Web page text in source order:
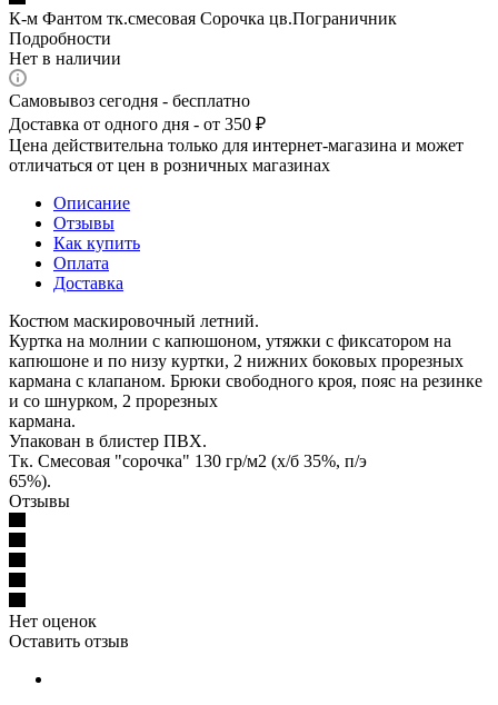
К-м Фантом тк.смесовая Сорочка цв.Пограничник
Подробности
Нет в наличии
Самовывоз сегодня - бесплатно
Доставка от одного дня - от 350 ₽
Цена действительна только для интернет-магазина и может
отличаться от цен в розничных магазинах
Описание
Отзывы
Как купить
Оплата
Доставка
Костюм маскировочный летний.
Куртка на молнии с капюшоном, утяжки с фиксатором на
капюшоне и по низу куртки, 2 нижних боковых прорезных
кармана с клапаном. Брюки свободного кроя, пояс на резинке
и со шнурком, 2 прорезных
кармана.
Упакован в блистер ПВХ.
Тк. Смесовая "сорочка" 130 гр/м2 (х/б 35%, п/э
65%).
Отзывы
Нет оценок
Оставить отзыв